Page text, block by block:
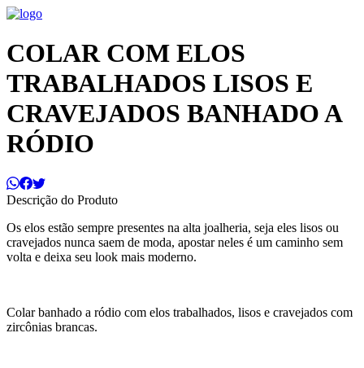
COLAR COM ELOS
TRABALHADOS LISOS E
CRAVEJADOS BANHADO A
RÓDIO
Descrição do Produto
Os elos estão sempre presentes na alta joalheria, seja eles lisos ou
cravejados nunca saem de moda, apostar neles é um caminho sem
volta e deixa seu look mais moderno.
Colar banhado a ródio com elos trabalhados, lisos e cravejados com
zircônias brancas.